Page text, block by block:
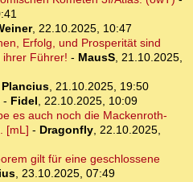
, 22.10.2025, 10:47
Erfolg, und Prosperität sind
ihrer Führer! - MausS, 21.10.2025,
Plancius, 21.10.2025, 19:50
- Fidel, 22.10.2025, 10:09
es auch noch die Mackenroth-
[mL] - Dragonfly, 22.10.2025,
gilt für eine geschlossene
, 23.10.2025, 07:49